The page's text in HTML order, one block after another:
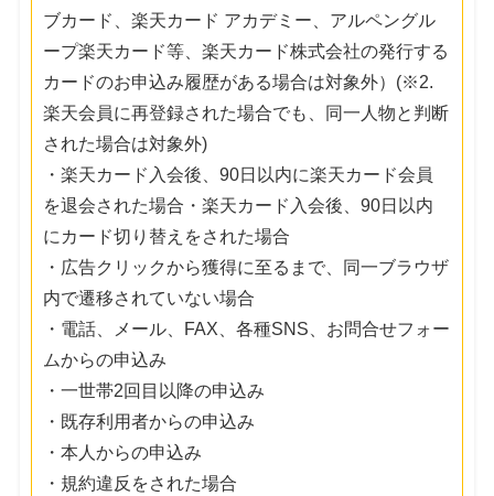
ブカード、楽天カード アカデミー、アルペングル
ープ楽天カード等、楽天カード株式会社の発行する
カードのお申込み履歴がある場合は対象外）(※2.
楽天会員に再登録された場合でも、同一人物と判断
された場合は対象外)
・楽天カード入会後、90日以内に楽天カード会員
を退会された場合・楽天カード入会後、90日以内
にカード切り替えをされた場合
・広告クリックから獲得に至るまで、同一ブラウザ
内で遷移されていない場合
・電話、メール、FAX、各種SNS、お問合せフォー
ムからの申込み
・一世帯2回目以降の申込み
・既存利用者からの申込み
・本人からの申込み
・規約違反をされた場合